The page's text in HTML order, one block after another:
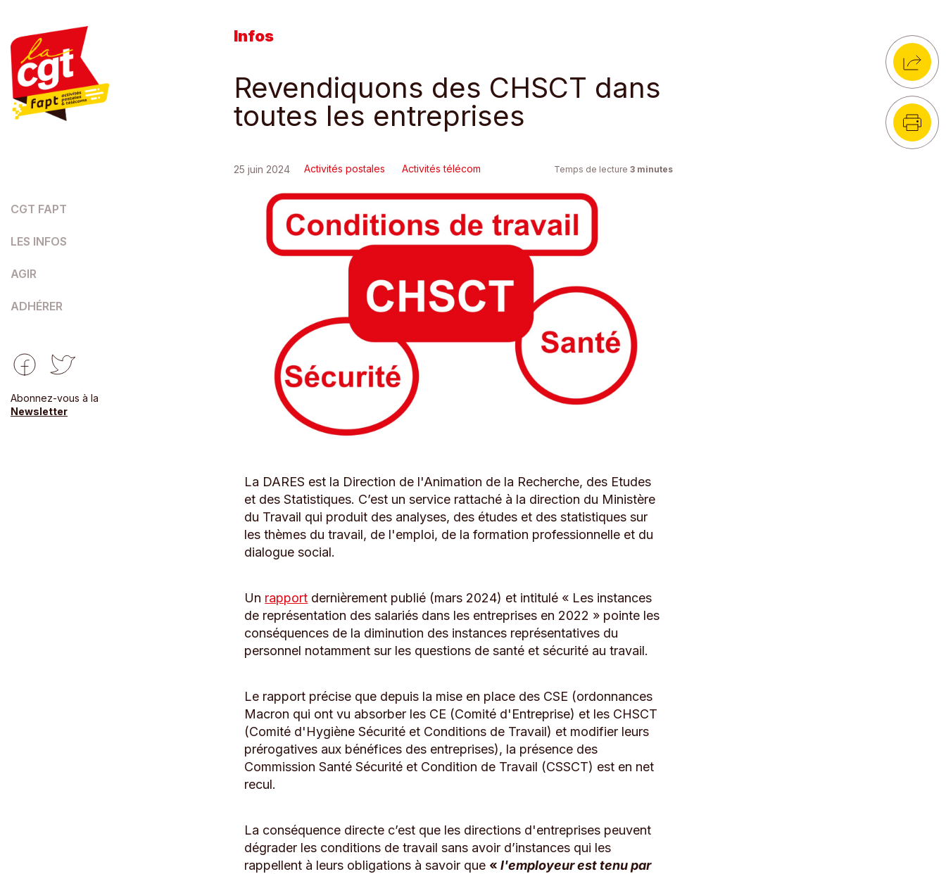
CGT FAPT
LES INFOS
AGIR
ADHÉRER
Abonnez-vous à la
Newsletter
Infos
Revendiquons des CHSCT dans
toutes les entreprises
25 juin 2024 Activités postales Activités télécom Temps de lecture 3 minutes
La DARES est la Direction de l'Animation de la Recherche, des Etudes
et des Statistiques. C’est un service rattaché à la direction du Ministère
du Travail qui produit des analyses, des études et des statistiques sur
les thèmes du travail, de l'emploi, de la formation professionnelle et du
dialogue social.
Un rapport dernièrement publié (mars 2024) et intitulé « Les instances
de représentation des salariés dans les entreprises en 2022 » pointe les
conséquences de la diminution des instances représentatives du
personnel notamment sur les questions de santé et sécurité au travail.
Le rapport précise que depuis la mise en place des CSE (ordonnances
Macron qui ont vu absorber les CE (Comité d'Entreprise) et les CHSCT
(Comité d'Hygiène Sécurité et Conditions de Travail) et modifier leurs
prérogatives aux bénéfices des entreprises), la présence des
Commission Santé Sécurité et Condition de Travail (CSSCT) est en net
recul.
La conséquence directe c’est que les directions d'entreprises peuvent
dégrader les conditions de travail sans avoir d’instances qui les
rappellent à leurs obligations à savoir que « l'employeur est tenu par